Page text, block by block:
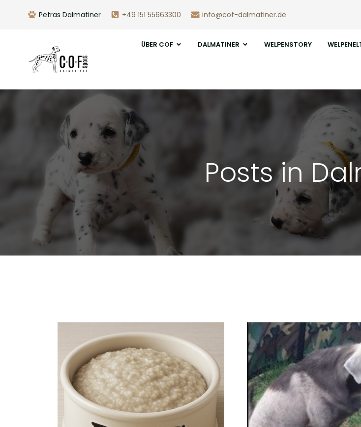
Petras Dalmatiner +49 151 55663300 info@cof-dalmatiner.de
ÜBER COF DALMATINER WELPENSTORY
Posts in